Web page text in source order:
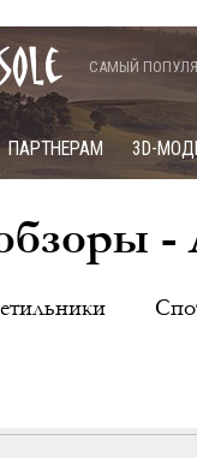
САМЫЙ
ПАРТНЕРАМ 3D-